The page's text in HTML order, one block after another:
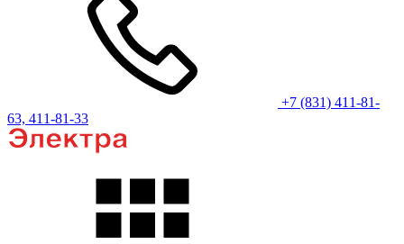
+7 (831) 411-81-
63, 411-81-33